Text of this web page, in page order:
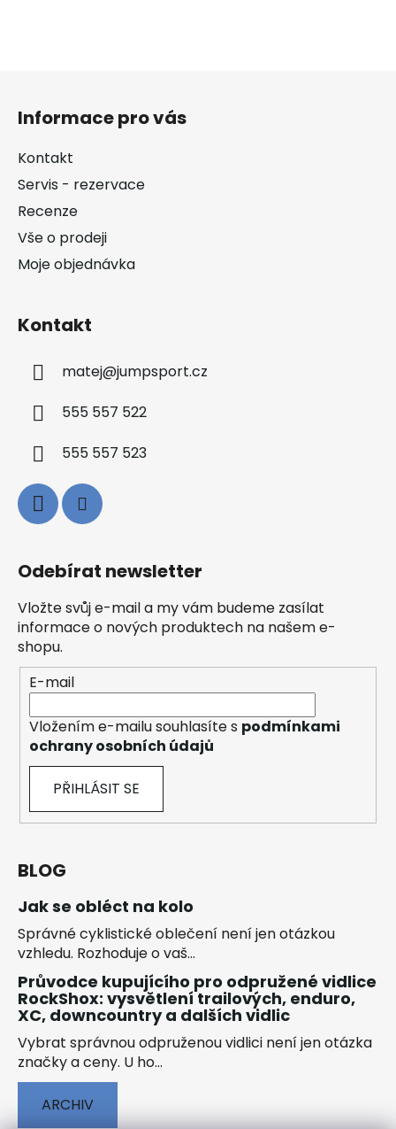
Informace pro vás
Kontakt
Servis - rezervace
Recenze
Vše o prodeji
Moje objednávka
Kontakt
matej@jumpsport.cz
555 557 522
555 557 523
Odebírat newsletter
Vložte svůj e-mail a my vám budeme zasílat
informace o nových produktech na našem e-
shopu.
E-mail
Vložením e-mailu souhlasíte s podmínkami
ochrany osobních údajů
PŘIHLÁSIT SE
BLOG
Jak se obléct na kolo
Správné cyklistické oblečení není jen otázkou
vzhledu. Rozhoduje o vaš...
Průvodce kupujícího pro odpružené vidlice
RockShox: vysvětlení trailových, enduro,
XC, downcountry a dalších vidlic
Vybrat správnou odpruženou vidlici není jen otázka
značky a ceny. U ho...
ARCHIV